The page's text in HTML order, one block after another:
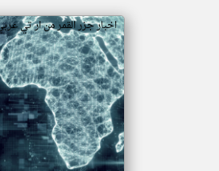
اخبار جزر القمر من ار تي